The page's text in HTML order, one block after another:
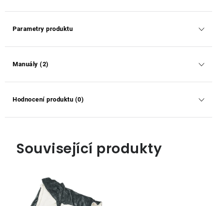
Parametry produktu
Manuály (2)
Hodnocení produktu (0)
Související produkty